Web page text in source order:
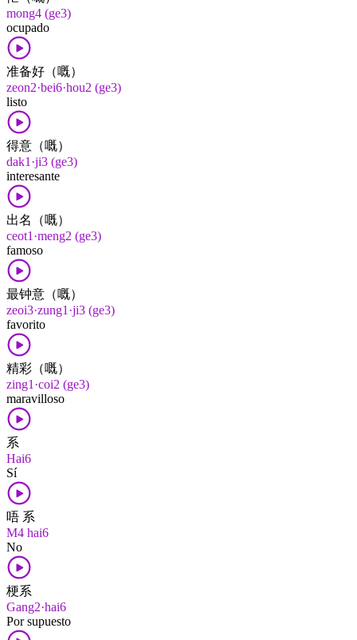
mong4 (ge3)
ocupado
准备好（嘅）
zeon2·bei6·hou2 (ge3)
listo
得意（嘅）
dak1·ji3 (ge3)
interesante
出名（嘅）
ceot1·meng2 (ge3)
famoso
最钟意（嘅）
zeoi3·zung1·ji3 (ge3)
favorito
精彩（嘅）
zing1·coi2 (ge3)
maravilloso
系
Hai6
Sí
唔 系
M4 hai6
No
梗系
Gang2·hai6
Por supuesto